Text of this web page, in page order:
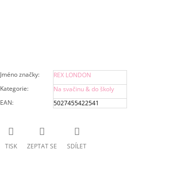
Jméno značky:
REX LONDON
Kategorie:
Na svačinu & do školy
EAN: 5027455422541
TISK ZEPTAT SE SDÍLET